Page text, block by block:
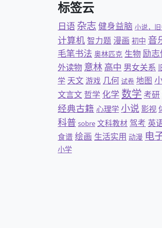
标签云
日语 杂志健身益脑 小说，
计算机智力题 漫画 初中 音
毛笔书法 奥林匹克 生物 励
外读物 意林 高中 男女关系
学 天文 游戏 几何 试卷 地图
文言文 哲学 化学 数学 考研
经典古籍 心理学 小说 影视
科普 sobre 文科教材 驾考 英
食谱 绘画 生活实用 动漫 电
小学